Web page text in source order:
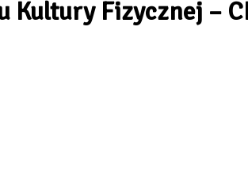
Kultury Fizycznej –